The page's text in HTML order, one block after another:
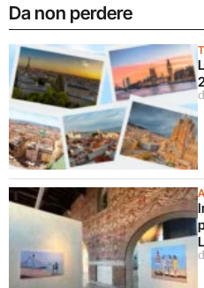
Da non perdere